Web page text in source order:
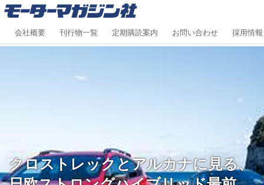
会社概要 刊行物一覧 定期購読案内 お問い合わせ 採用情報
クロストレックとアルカナに見る、